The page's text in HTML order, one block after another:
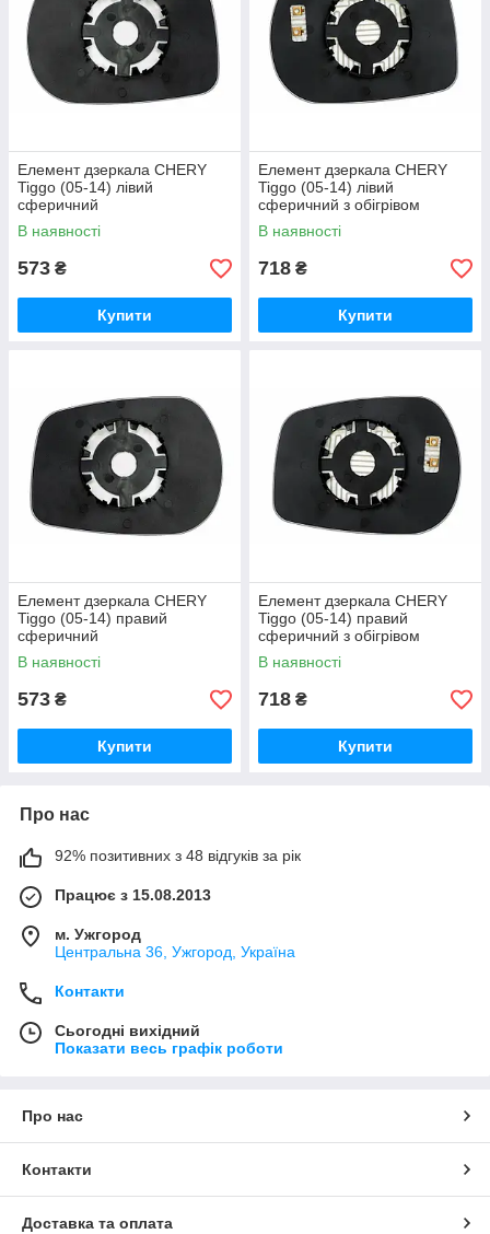
Елемент дзеркала CHERY
Tiggo (05-14) лівий
сферичний
В наявності
573 ₴
Купити
Елемент дзеркала CHERY
Tiggo (05-14) лівий
сферичний з обігрівом
В наявності
718 ₴
Купити
Елемент дзеркала CHERY
Tiggo (05-14) правий
сферичний
В наявності
573 ₴
Купити
Елемент дзеркала CHERY
Tiggo (05-14) правий
сферичний з обігрівом
В наявності
718 ₴
Купити
Про нас
92% позитивних з 48 відгуків за рік
Працює з 15.08.2013
м. Ужгород
Центральна 36, Ужгород, Україна
Контакти
Сьогодні вихідний
Показати весь графік роботи
Про нас
Контакти
Доставка та оплата